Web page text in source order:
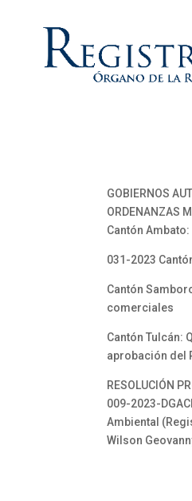
GOBIERNOS
ORDENANZAS
Cantón
031-2023
Cantón
comerciales
Cantón Tulcán:
aprobación del
RESOLUCIÓN
009-2023-
Ambiental
Wilson